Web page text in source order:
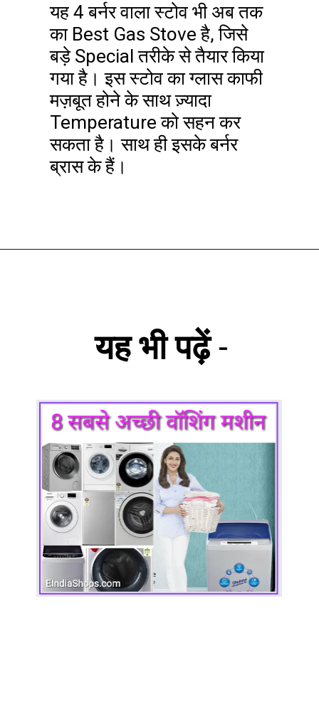
यह 4 बर्नर वाला स्टोव भी अब तक
का Best Gas Stove है, जिसे
बड़े Special तरीके से तैयार किया
गया है। इस स्टोव का ग्लास काफी
मज़बूत होने के साथ ज़्यादा
Temperature को सहन कर
सकता है। साथ ही इसके बर्नर
ब्रास के हैं।
यह भी पढ़ें-